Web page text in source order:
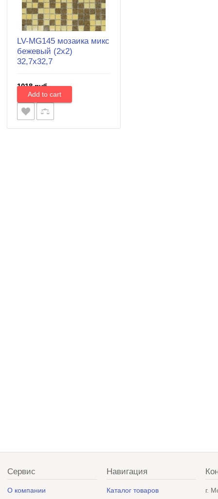
LV-MG145 мозаика микс
бежевый (2х2)
32,7х32,7
1018 руб.
Сервис
О компании
Навигация
Каталог товаров
г.